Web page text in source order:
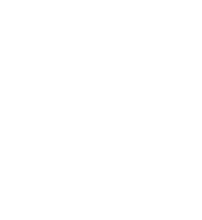
:
comparer
énergétique,